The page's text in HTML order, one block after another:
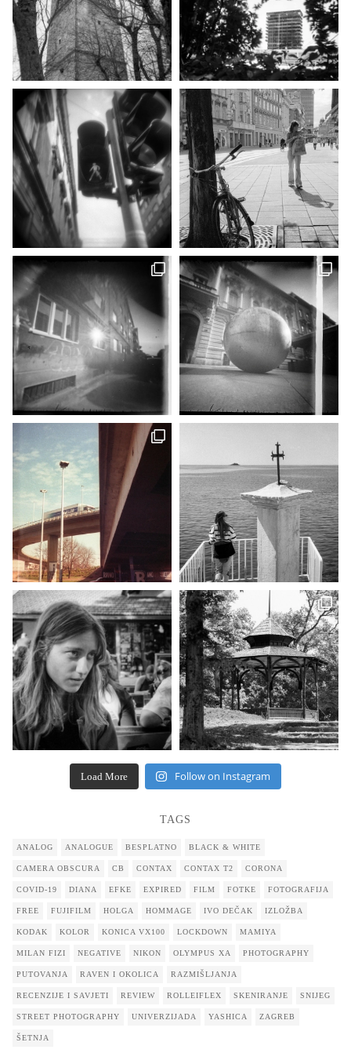
Load More Follow on Instagram
TAGS
ANALOG ANALOGUE BESPLATNO BLACK & WHITE
CAMERA OBSCURA CB CONTAX CONTAX T2 CORONA
COVID-19 DIANA EFKE EXPIRED FILM FOTKE FOTOGRAFIJA
FREE FUJIFILM HOLGA HOMMAGE IVO DEČAK IZLOŽBA
KODAK KOLOR KONICA VX100 LOCKDOWN MAMIYA
MILAN FIZI NEGATIVE NIKON OLYMPUS XA PHOTOGRAPHY
PUTOVANJA RAVEN I OKOLICA RAZMIŠLJANJA
RECENZIJE I SAVJETI REVIEW ROLLEIFLEX SKENIRANJE SNIJEG
STREET PHOTOGRAPHY UNIVERZIJADA YASHICA ZAGREB
ŠETNJA